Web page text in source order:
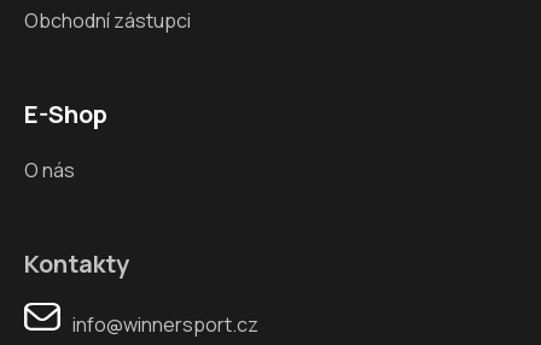
Obchodní zástupci
E-Shop
O nás
Kontakty
info@winnersport.cz